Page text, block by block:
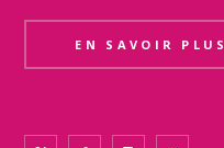
EN SAVOIR PLUS